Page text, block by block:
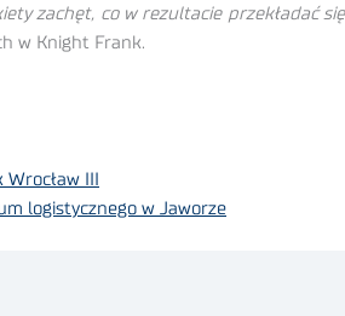
zachęt, co w rezultacie przekładać
w Knight Frank.
III
logistycznego w Jaworze